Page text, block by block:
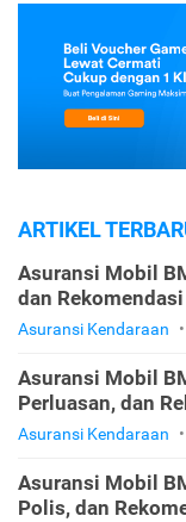
ARTIKEL
Asuransi Mobil
dan
Asuransi Kendaraan •
Asuransi Mobil
Perluasan, dan
Asuransi Kendaraan •
Asuransi Mobil
Polis, dan